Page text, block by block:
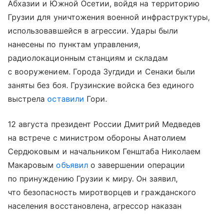
Абхазии и Южной Осетии, войдя на территорию
Грузии для уничтожения военной инфраструктуры,
использовавшейся в агрессии. Удары были
нанесены по пунктам управления,
радиолокационным станциям и складам
с вооружением. Города Зугдиди и Сенаки были
заняты без боя. Грузинские войска без единого
выстрелаоставили Гори.
12 августа президент России Дмитрий Медведев
на встрече с министром обороны Анатолием
Сердюковым и начальником Генштаба Николаем
Макаровымобъявило завершении операции
по принуждению Грузии к миру. Он заявил,
что безопасность миротворцев и гражданского
населения восстановлена, агрессор наказан